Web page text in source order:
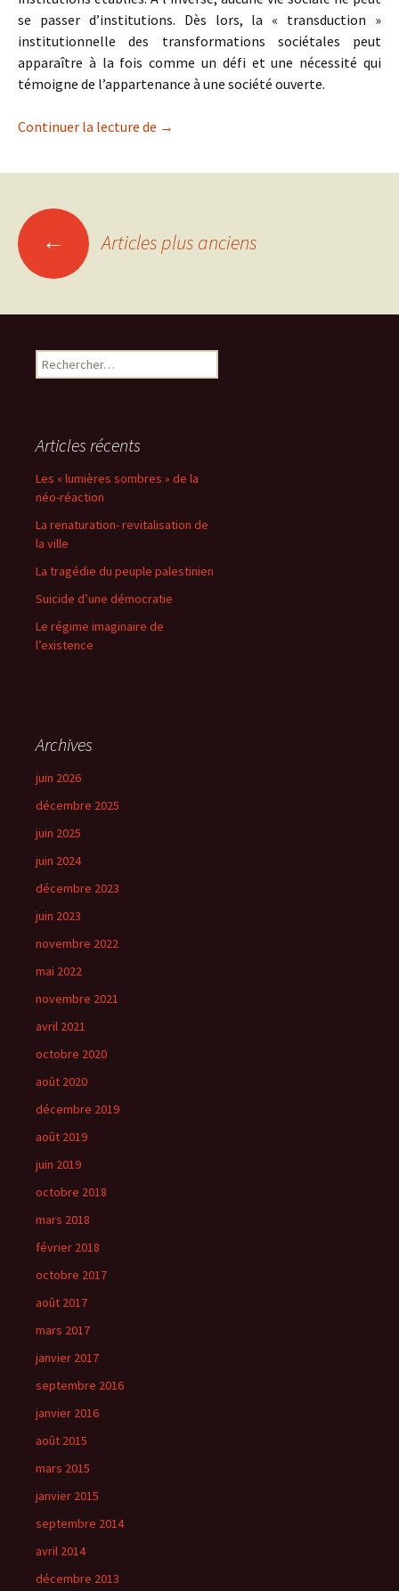
se passer d’institutions. Dès lors, la « transduction »
institutionnelle des transformations sociétales peut
apparaître à la fois comme un défi et une nécessité qui
témoigne de l’appartenance à une société ouverte.
Continuer la lecture de Démocratie en transition : les
→
Navigation
des
articles
← Articles plus anciens
Rechercher :
Articles récents
Les « lumières sombres » de la
néo-réaction
La renaturation- revitalisation de
la ville
La tragédie du peuple palestinien
Suicide d’une démocratie
Le régime imaginaire de
l’existence
Archives
juin 2026
décembre 2025
juin 2025
juin 2024
décembre 2023
juin 2023
novembre 2022
mai 2022
novembre 2021
avril 2021
octobre 2020
août 2020
décembre 2019
août 2019
juin 2019
octobre 2018
mars 2018
février 2018
octobre 2017
août 2017
mars 2017
janvier 2017
septembre 2016
janvier 2016
août 2015
mars 2015
janvier 2015
septembre 2014
avril 2014
décembre 2013